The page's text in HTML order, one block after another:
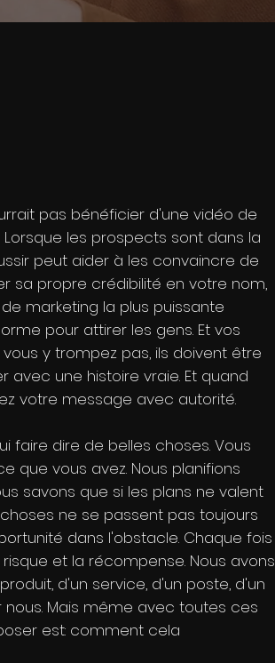
pas bénéficier d'une vidéo de
les prospects sont dans la
peut aider à les convaincre de
sa propre crédibilité en votre nom,
marketing la plus puissante
pour attirer les gens. Et vos
y trompez pas, ils doivent être
avec une histoire vraie. Et quand
votre message avec autorité.
faire dire de belles choses. Vous
que vous avez. Nous planifions
savons que si les plans ne valent
ne se passent pas toujours
dans l'obstacle. Chaque fois
et la récompense. Nous avons
d'un service, d'un poste, d'un
Mais même avec toutes ces
est: comment cela